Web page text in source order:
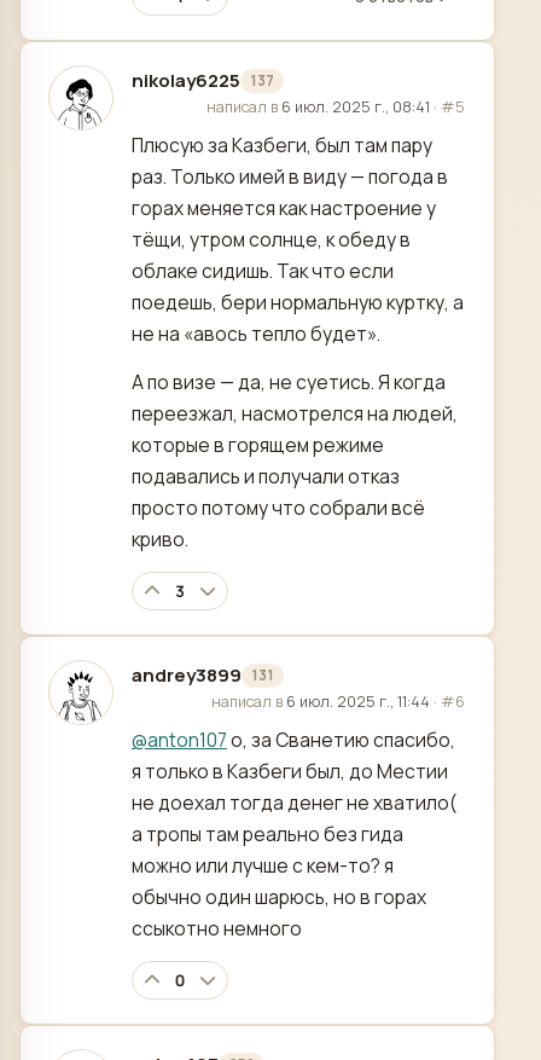
nikolay6225 137
отредактировано
написал в 6 июл. 2025 г., 08:41 · #5
Плюсую за Казбеги, был там пару
раз. Только имей в виду — погода в
горах меняется как настроение у
тёщи, утром солнце, к обеду в
облаке сидишь. Так что если
поедешь, бери нормальную куртку, а
не на «авось тепло будет».
А по визе — да, не суетись. Я когда
переезжал, насмотрелся на людей,
которые в горящем режиме
подавались и получали отказ
просто потому что собрали всё
криво.
3
andrey3899 131
отредактировано
написал в 6 июл. 2025 г., 11:44 · #6
@anton107о, за Сванетию спасибо,
я только в Казбеги был, до Местии
не доехал тогда денег не хватило(
а тропы там реально без гида
можно или лучше с кем-то? я
обычно один шарюсь, но в горах
ссыкотно немного
0